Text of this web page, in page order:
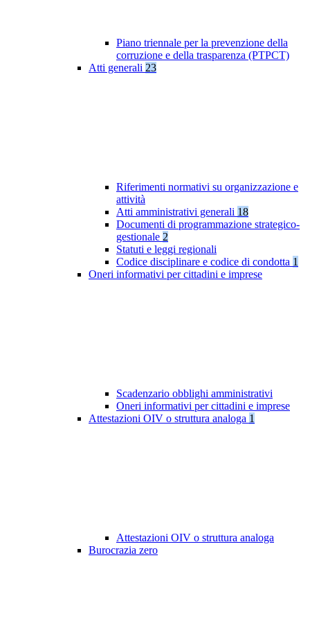
Piano triennale per la prevenzione della
corruzione e della trasparenza (PTPCT)
Atti generali 23
Riferimenti normativi su organizzazione e
attività
Atti amministrativi generali 18
Documenti di programmazione strategico-
gestionale 2
Statuti e leggi regionali
Codice disciplinare e codice di condotta 1
Oneri informativi per cittadini e imprese
Scadenzario obblighi amministrativi
Oneri informativi per cittadini e imprese
Attestazioni OIV o struttura analoga 1
Attestazioni OIV o struttura analoga
Burocrazia zero